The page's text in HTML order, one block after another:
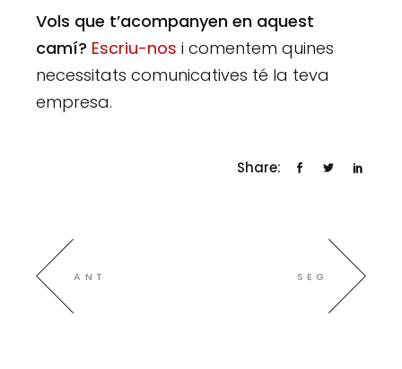
Vols que t’acompanyen en aquest
camí? Escriu-nos i comentem quines
necessitats comunicatives té la teva
empresa.
Share:
ANT SEG